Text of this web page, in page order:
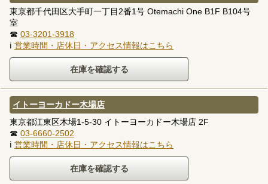
東京都千代田区大手町一丁目2番1号 Otemachi One B1F B104号
室
☎ 03-3201-3918
ℹ 営業時間・店休日・アクセス情報はこちら
イトーヨーカドー木場店
東京都江東区木場1-5-30 イトーヨーカドー木場店 2F
☎ 03-6660-2502
ℹ 営業時間・店休日・アクセス情報はこちら